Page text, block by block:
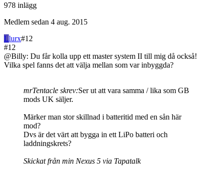
978 inlägg
Medlem sedan 4 aug. 2015
Llurx#12
#12
@Billy: Du får kolla upp ett master system II till mig då också!
Vilka spel fanns det att välja mellan som var inbyggda?
mrTentacle skrev:Ser ut att vara samma / lika som GB
mods UK säljer.
Märker man stor skillnad i batteritid med en sån här
mod?
Dvs är det värt att bygga in ett LiPo batteri och
laddningskrets?
Skickat från min Nexus 5 via Tapatalk